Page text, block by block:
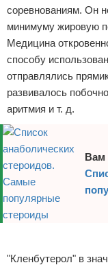
соревнованиям. Он
минимуму жировую
Медицина
способу
отправлялись
развивалось
аритмия и т. д.
Вам
"Кленбутерол" в